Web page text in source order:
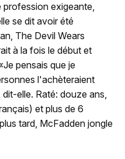
profession exigeante,
se dit avoir été
The Devil Wears
à la fois le début et
pensais que je
l'achèteraient
elle. Raté: douze ans,
et plus de 6
tard, McFadden jongle